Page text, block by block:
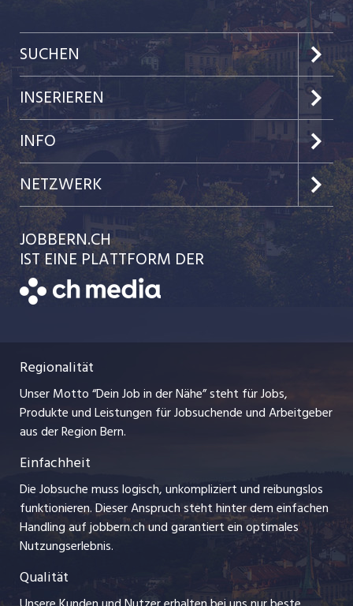
SUCHEN
Jobs im Kanton Bern
Jobs in der Stadt Bern
Jobs in der Stadt Biel
Festanstellungen
Temporäre Jobs
Freelance Jobs
Ferienjobs
Management / Kader-Jobs
Arbeitgeber
Jobline
INSERIEREN
Preise & Leistungen
Kundenlogin
Einzelinserat disponieren
Schnittstelle
Bewerber-Cockpit
INFO
Team
Ratgeber
AGB
Datenschutzerklärung
Impressum
Stellenmeldepflicht
NETZWERK
jobbasel.ch
jobmittelland.ch
zentraljob.ch
myjob.ch
jobzüri.ch
ajourjob.ch
baernerbaer.ch
chmedia.ch
JOBBERN.CH
IST EINE PLATTFORM DER
Regionalität
Unser Motto “Dein Job in der Nähe” steht für Jobs,
Produkte und Leistungen für Jobsuchende und Arbeitgeber
aus der Region Bern.
Einfachheit
Die Jobsuche muss logisch, unkompliziert und reibungslos
funktionieren. Dieser Anspruch steht hinter dem einfachen
Handling auf jobbern.ch und garantiert ein optimales
Nutzungserlebnis.
Qualität